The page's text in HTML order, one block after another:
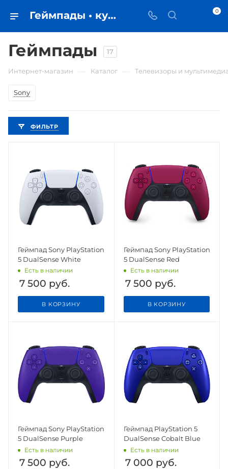
Геймпады • купить в Самаре по низкой цене - iЧехол 0
Геймпады 17
Интернет-магазин Каталог Телевизоры и
Sony
ФИЛЬТР
Геймпад Sony PlayStation
5 DualSense White
Есть в наличии
7 500 руб.
В КОРЗИНУ
Геймпад Sony PlayStation
5 DualSense Red
Есть в наличии
7 500 руб.
В КОРЗИНУ
Геймпад Sony PlayStation
5 DualSense Purple
Есть в наличии
7 500 руб.
Геймпад PlayStation 5
DualSense Cobalt Blue
Есть в наличии
7 000 руб.